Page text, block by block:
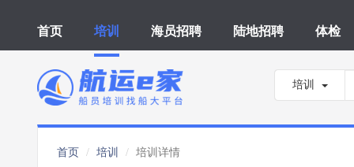
首页 培训 海员招聘 陆地招聘 体检
培训
首页 培训 培训详情